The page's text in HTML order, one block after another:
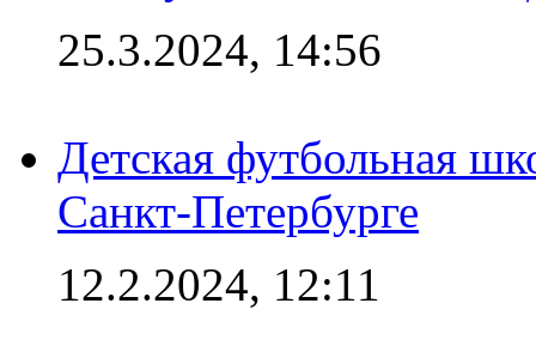
25.3.2024, 14:56
Детская футбольная
Санкт-Петербурге
12.2.2024, 12:11